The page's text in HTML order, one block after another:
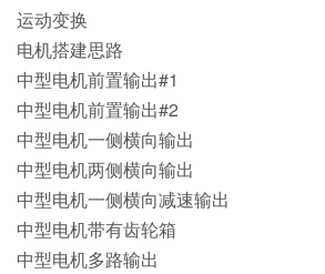
运动变换
电机搭建思路
中型电机前置输出#1
中型电机前置输出#2
中型电机一侧横向输出
中型电机两侧横向输出
中型电机一侧横向减速输出
中型电机带有齿轮箱
中型电机多路输出